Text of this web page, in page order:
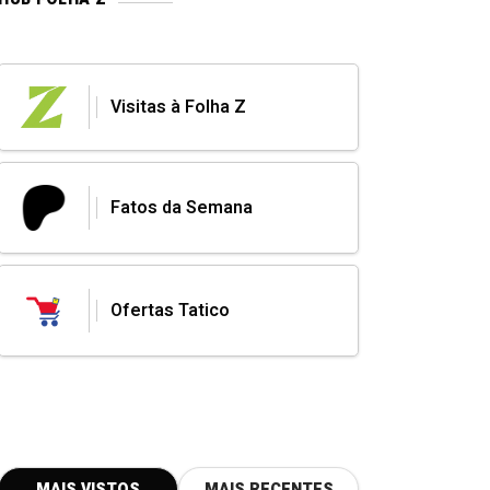
Visitas à Folha Z
Fatos da Semana
Ofertas Tatico